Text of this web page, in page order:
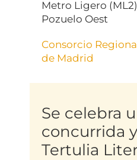
Metro Ligero
Pozuelo Oest
Consorcio
de Madrid
Se celebra
concurrida
Tertulia